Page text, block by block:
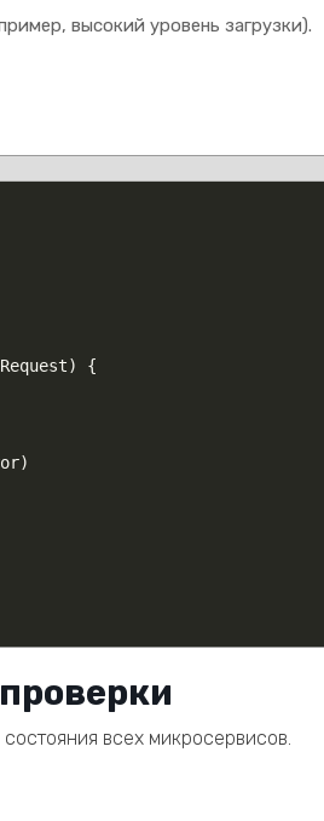
высокий уровень загрузки).
Request)
{
)
всех микросервисов.